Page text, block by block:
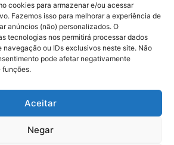
cookies para armazenar e/ou acessar
Fazemos isso para melhorar a experiência de
anúncios (não) personalizados. O
tecnologias nos permitirá processar dados
navegação ou IDs exclusivos neste site. Não
pode afetar negativamente
funções.
Aceitar
Negar
cultura, entre outros temas
carioca. Além disso, o Jornal
exclusivo em sua versão
mais facilidade e comodidade para
43.699.442/0001-80